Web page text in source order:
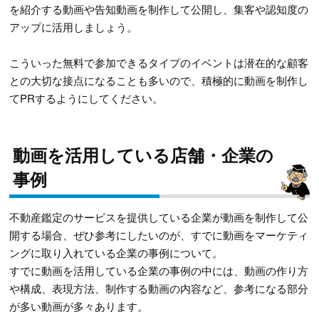
を紹介する動画や告知動画を制作して公開し、集客や認知度の
アップに活用しましょう。
こういった無料で参加できるタイプのイベントは潜在的な顧客
との大切な接点になることも多いので、積極的に動画を制作し
てPRするようにしてください。
動画を活用している店舗・企業の
事例
不動産鑑定のサービスを提供している企業が動画を制作して公
開する場合、ぜひ参考にしたいのが、すでに動画をマーケティ
ングに取り入れている企業の事例について。
すでに動画を活用している企業の事例の中には、動画の作り方
や構成、表現方法、制作する動画の内容など、参考になる部分
が多い動画が多々あります。